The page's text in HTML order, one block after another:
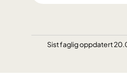
Sist faglig oppdatert